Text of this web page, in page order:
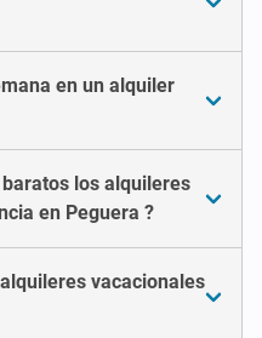
en un alquiler
los alquileres
en Peguera ?
vacacionales